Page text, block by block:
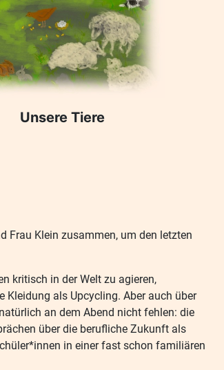
Unsere Tiere
Frau Klein zusammen, um den letzten
kritisch in der Welt zu agieren,
Kleidung als Upcycling. Aber auch über
an dem Abend nicht fehlen: die
über die berufliche Zukunft als
in einer fast schon familiären